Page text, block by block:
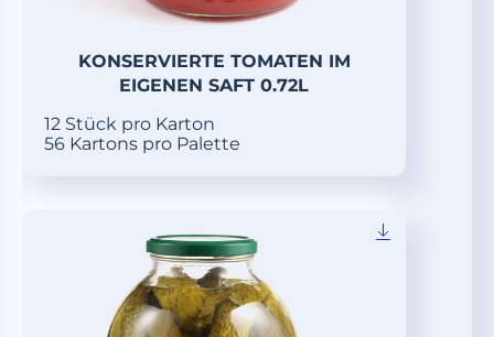
KONSERVIERTE TOMATEN IM
EIGENEN SAFT 0.72L
12 Stück pro Karton
56 Kartons pro Palette